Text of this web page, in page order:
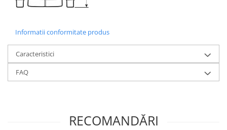
Informatii conformitate produs
Caracteristici
FAQ
RECOMANDĂRI